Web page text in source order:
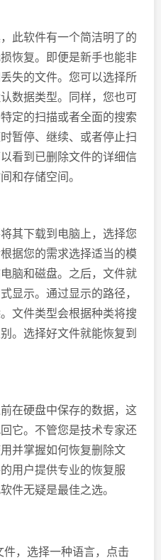
软件有一个简洁明了的
恢复。即便是新手也能非
失的文件。您可以选择所
数据类型。同样，您也可
定的扫描或者全面的搜索
暂停、继续、或者停止扫
看到已删除文件的详细信
和存储空间。
下载到电脑上，选择您
据您的需求选择适当的模
脑和磁盘。之后，文件就
显示。通过显示的路径，
文件类型会根据种类将搜
。选择好文件就能恢复到
硬盘中保存的数据，这
它。不管您是技术专家还
并掌握如何恢复删除文
用户提供专业的恢复服
件无疑是最佳之选。
，选择一种语言，点击